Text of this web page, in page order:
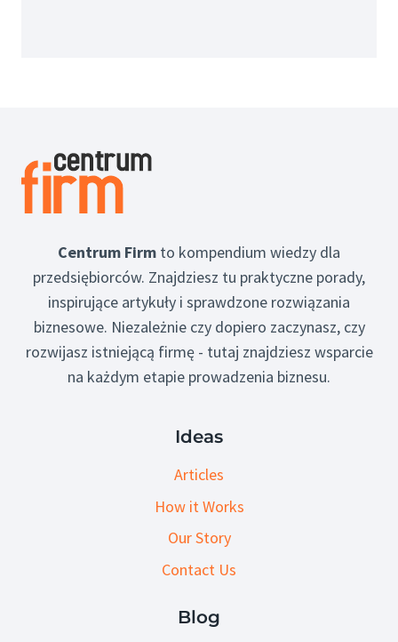
Centrum Firm to kompendium wiedzy dla
przedsiębiorców. Znajdziesz tu praktyczne porady,
inspirujące artykuły i sprawdzone rozwiązania
biznesowe. Niezależnie czy dopiero zaczynasz, czy
rozwijasz istniejącą firmę - tutaj znajdziesz wsparcie
na każdym etapie prowadzenia biznesu.
Ideas
Articles
How it Works
Our Story
Contact Us
Blog